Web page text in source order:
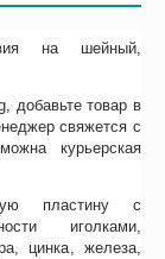
на шейный,
добавьте товар в
свяжется с
курьерская
пластину с
иголками,
цинка, железа,